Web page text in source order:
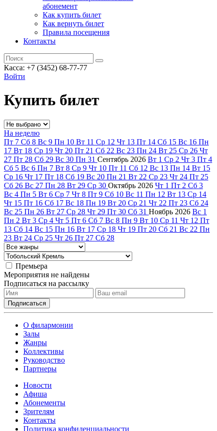
абонемент
Как купить билет
Как вернуть билет
Правила посещения
Контакты
Касса: +7 (3452) 68-77-77
Войти
Купить билет
На неделю
Пт 7 Сб 8 Вс 9 Пн 10 Вт 11 Ср 12 Чт 13 Пт 14 Сб 15 Вс 16 Пн
17 Вт 18 Ср 19 Чт 20 Пт 21 Сб 22 Вс 23 Пн 24 Вт 25 Ср 26 Чт
27 Пт 28 Сб 29 Вс 30 Пн 31 Сентябрь 2026 Вт 1 Ср 2 Чт 3 Пт 4
Сб 5 Вс 6 Пн 7 Вт 8 Ср 9 Чт 10 Пт 11 Сб 12 Вс 13 Пн 14 Вт 15
Ср 16 Чт 17 Пт 18 Сб 19 Вс 20 Пн 21 Вт 22 Ср 23 Чт 24 Пт 25
Сб 26 Вс 27 Пн 28 Вт 29 Ср 30 Октябрь 2026 Чт 1 Пт 2 Сб 3
Вс 4 Пн 5 Вт 6 Ср 7 Чт 8 Пт 9 Сб 10 Вс 11 Пн 12 Вт 13 Ср 14
Чт 15 Пт 16 Сб 17 Вс 18 Пн 19 Вт 20 Ср 21 Чт 22 Пт 23 Сб 24
Вс 25 Пн 26 Вт 27 Ср 28 Чт 29 Пт 30 Сб 31 Ноябрь 2026 Вс 1
Пн 2 Вт 3 Ср 4 Чт 5 Пт 6 Сб 7 Вс 8 Пн 9 Вт 10 Ср 11 Чт 12 Пт
13 Сб 14 Вс 15 Пн 16 Вт 17 Ср 18 Чт 19 Пт 20 Сб 21 Вс 22 Пн
23 Вт 24 Ср 25 Чт 26 Пт 27 Сб 28
Премьера
Мероприятия не найдены
Подписаться на рассылку
О филармонии
Залы
Жанры
Коллективы
Руководство
Партнеры
Новости
Афиша
Абонементы
Зрителям
Контакты
Политика конфиденциальности